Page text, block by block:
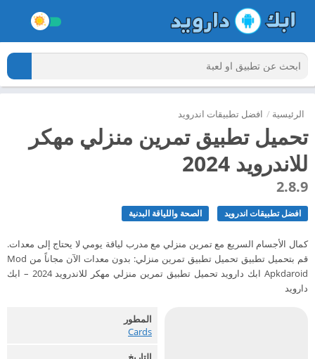
الرئيسية / افضل تطبيقات اندرويد
تحميل تطبيق تمرين منزلي مهكر
للاندرويد 2024
2.8.9
افضل تطبيقات اندرويد الصحة واللياقة البدنية
كمال الأجسام السريع مع تمرين منزلي مع مدرب لياقة يومي لا يحتاج إلى معدات.
قم بتحميل تطبيق تحميل تطبيق تمرين منزلي: بدون معدات الآن مجاناً من Mod
Apkdaroid ابك دارويد تحميل تطبيق تمرين منزلي مهكر للاندرويد 2024 – ابك
دارويد
المطور
Cards‏